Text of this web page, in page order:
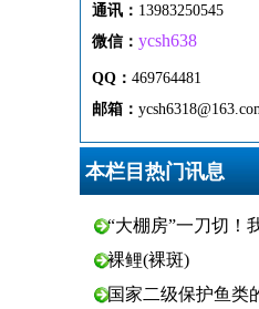
通讯 ： 13983250545
微信： ycsh638
QQ： 469764481
邮箱：
本栏目热门讯息
“大棚房”一刀切！
裸鲤(裸斑)
国家二级保护鱼类